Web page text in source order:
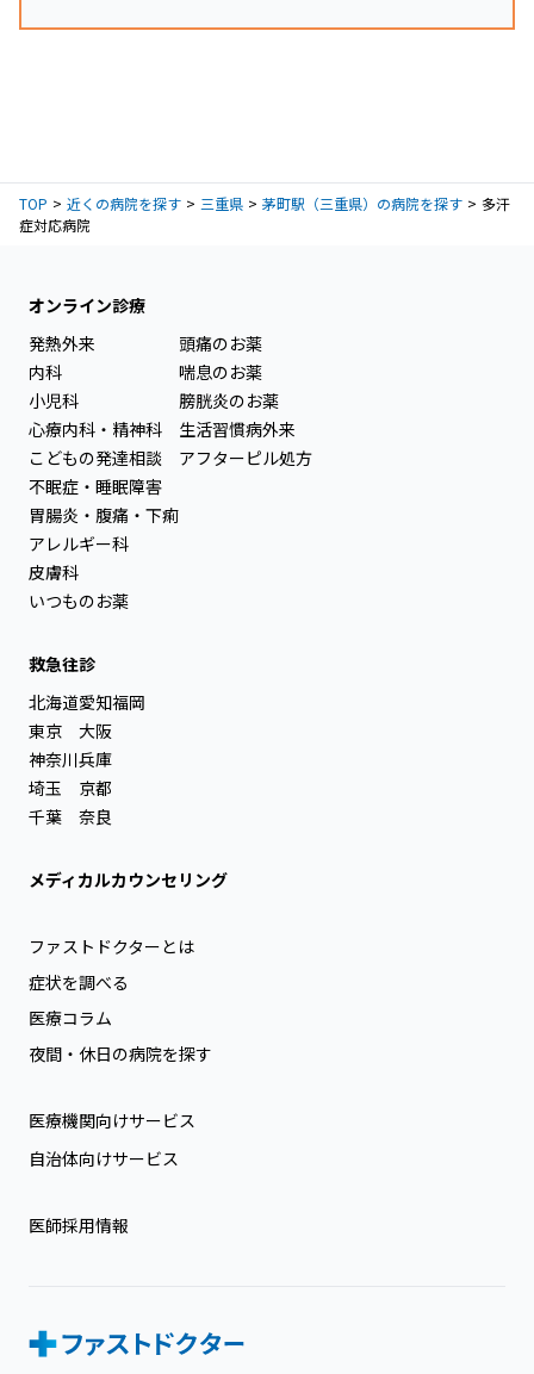
TOP 近くの病院を探す 三重県 茅町駅（三重県）の病院を探す
多汗
症対応病院
オンライン診療
発熱外来
内科
小児科
心療内科・精神科
こどもの発達相談
不眠症・睡眠障害
胃腸炎・腹痛・下痢
アレルギー科
皮膚科
いつものお薬
頭痛のお薬
喘息のお薬
膀胱炎のお薬
生活習慣病外来
アフターピル処方
救急往診
北海道
東京
神奈川
埼玉
千葉
愛知
大阪
兵庫
京都
奈良
福岡
メディカルカウンセリング
ファストドクターとは
症状を調べる
医療コラム
夜間・休日の病院を探す
医療機関向けサービス
自治体向けサービス
医師採用情報